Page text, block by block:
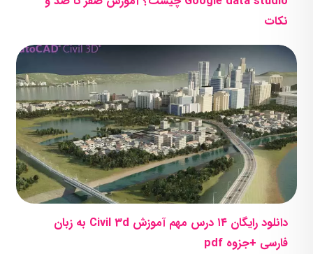
نکات
دانلود رایگان ۱۴ درس مهم آموزش Civil 3d به زبان
فارسی +جزوه pdf